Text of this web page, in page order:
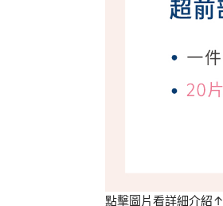
點擊圖片看詳細介紹↑